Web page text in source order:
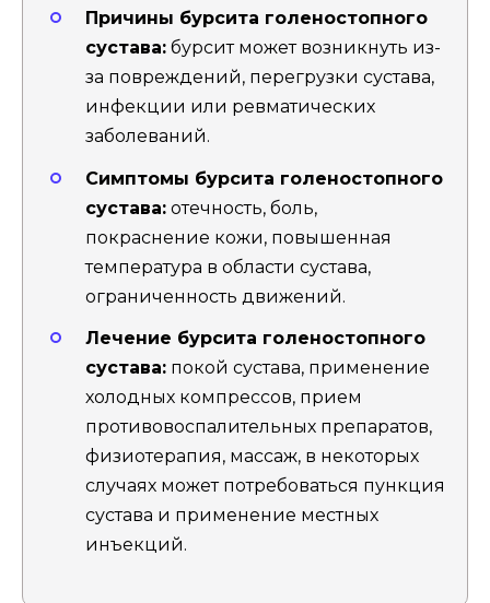
Причины бурсита голеностопного
сустава: бурсит может возникнуть из-
за повреждений, перегрузки сустава,
инфекции или ревматических
заболеваний.
Симптомы бурсита голеностопного
сустава: отечность, боль,
покраснение кожи, повышенная
температура в области сустава,
ограниченность движений.
Лечение бурсита голеностопного
сустава: покой сустава, применение
холодных компрессов, прием
противовоспалительных препаратов,
физиотерапия, массаж, в некоторых
случаях может потребоваться пункция
сустава и применение местных
инъекций.